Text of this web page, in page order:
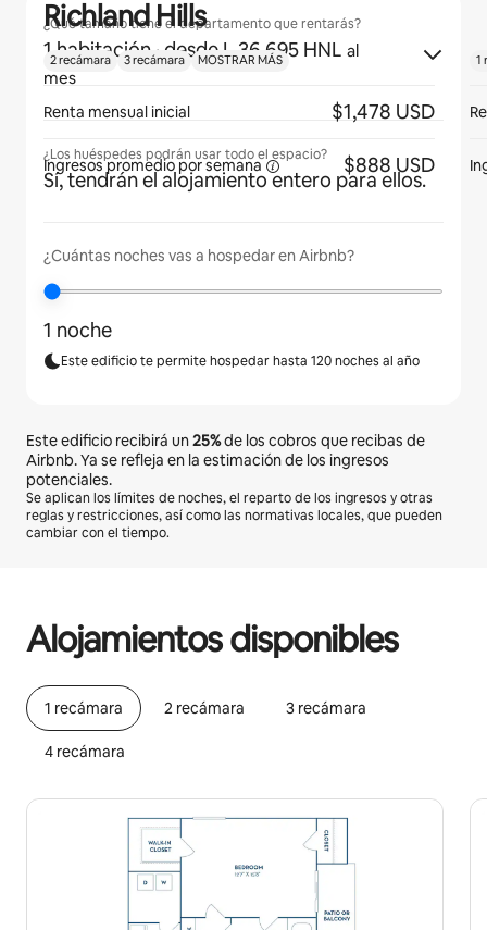
¿Qué tamaño tiene el departamento que rentarás?
1 habitación · desde L 36,695 HNL al
mes
¿Los huéspedes podrán usar todo el espacio?
Sí, tendrán el alojamiento entero para ellos.
¿Cuántas noches vas a hospedar en Airbnb?
1 noche
Este edificio te permite hospedar hasta 120 noches al año
Este edificio recibirá un25%de los cobros que recibas de
Airbnb. Ya se refleja en la estimación de los ingresos
potenciales.
Se aplican los límites de noches, el reparto de los ingresos y otras
reglas y restricciones, así como las normativas locales, que pueden
cambiar con el tiempo.
Alojamientos disponibles
1 recámara 2 recámara 3 recámara
4 recámara
Richland Hills
2 recámara 3 recámara MOSTRAR MÁS
Renta mensual inicial $1,478 USD
Ingresos promedio porsemana $888 USD
1